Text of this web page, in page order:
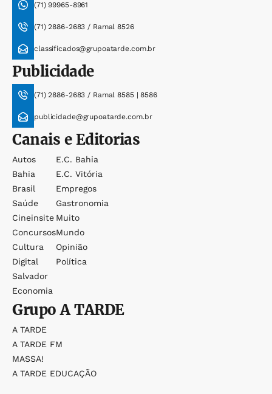
(71) 99965-8961
(71) 2886-2683 / Ramal 8526
classificados@grupoatarde.com.br
Publicidade
(71) 2886-2683 / Ramal 8585 | 8586
publicidade@grupoatarde.com.br
Canais e Editorias
Autos
Bahia
Brasil
Saúde
Cineinsite
Concursos
Cultura
Digital
Salvador
Economia
E.c. Bahia
E.c. Vitória
Empregos
Gastronomia
Muito
Mundo
Opinião
Política
GrupoA TARDE
A TARDE
A TARDE FM
MASSA!
A TARDE EDUCAÇÃO